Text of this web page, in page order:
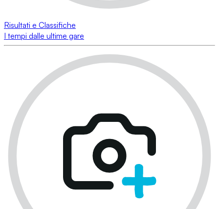
Risultati e Classifiche
I tempi dalle ultime gare